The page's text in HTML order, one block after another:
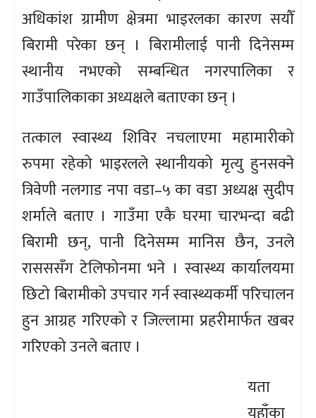
अधिकांश ग्रामीण क्षेत्रमा भाइरलका कारण सयौँ
बिरामी परेका छन् । बिरामीलाई पानी दिनेसम्म
स्थानीय नभएको सम्बन्धित नगरपालिका र
गाउँपालिकाका अध्यक्षले बताएका छन् ।
तत्काल स्वास्थ्य शिविर नचलाएमा महामारीको
रुपमा रहेको भाइरलले स्थानीयको मृत्यु हुनसक्ने
त्रिवेणी नलगाड नपा वडा–५ का वडा अध्यक्ष सुदीप
शर्माले बताए । गाउँमा एकै घरमा चारभन्दा बढी
बिरामी छन्, पानी दिनेसम्म मानिस छैन, उनले
रासससँग टेलिफोनमा भने । स्वास्थ्य कार्यालयमा
छिटो बिरामीको उपचार गर्न स्वास्थ्यकर्मी परिचालन
हुन आग्रह गरिएको र जिल्लामा प्रहरीमार्फत खबर
गरिएको उनले बताए ।
यता